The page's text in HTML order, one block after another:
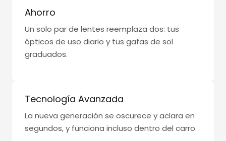
Ahorro
Un solo par de lentes reemplaza dos: tus
ópticos de uso diario y tus gafas de sol
graduados.
Tecnología Avanzada
La nueva generación se oscurece y aclara en
segundos, y funciona incluso dentro del carro.